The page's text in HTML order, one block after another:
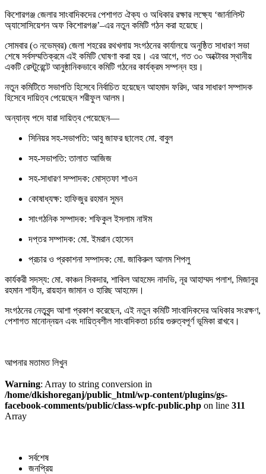
কিশোরগঞ্জ জেলার সাংবাদিকদের পেশাগত ঐক্য ও অধিকার রক্ষার লক্ষ্যে ‘জার্নালিস্ট
অ্যাসোসিয়েশন অফ কিশোরগঞ্জ’–এর নতুন কমিটি গঠন করা হয়েছে।
সোমবার (৩ নভেম্বর) জেলা শহরের রথখলায় সংগঠনের কার্যালয়ে অনুষ্ঠিত সাধারণ সভা
শেষে সর্বসম্মতিক্রমে এই কমিটি ঘোষণা করা হয়। এর আগে, গত ৩০ অক্টোবর স্থানীয়
একটি রেস্টুরেন্টে আনুষ্ঠানিকভাবে কমিটি গঠনের কার্যক্রম সম্পন্ন হয়।
নতুন কমিটিতে সভাপতি হিসেবে নির্বাচিত হয়েছেন আহমাদ ফরিদ, আর সাধারণ সম্পাদক
হিসেবে দায়িত্ব পেয়েছেন শরীফুল আলম।
অন্যান্য পদে যারা দায়িত্ব পেয়েছেন—
সিনিয়র সহ-সভাপতি: আবু জাফর ছালেহ মো. বাবুল
সহ-সভাপতি: তালাত আজিজ
সহ-সাধারণ সম্পাদক: মোস্তফা শাওন
কোষাধ্যক্ষ: হাফিজুর রহমান সুমন
সাংগঠনিক সম্পাদক: শফিকুল ইসলাম নাঈম
দপ্তর সম্পাদক: মো. ইমরান হোসেন
প্রচার ও প্রকাশনা সম্পাদক: মো. জাকিরুল আলম শিপলু
কার্যকরী সদস্য: মো. কাঞ্চন সিকদার, শাকিল আহমেদ নাদভি, নূর আহাম্মদ পলাশ, মিজানুর
রহমান শাহীন, রায়হান জামান ও হারিছ আহমেদ।
সংগঠনের নেতৃবৃন্দ আশা প্রকাশ করেছেন, এই নতুন কমিটি সাংবাদিকদের অধিকার সংরক্ষণ,
পেশাগত মানোন্নয়ন এবং দায়িত্বশীল সাংবাদিকতা চর্চায় গুরুত্বপূর্ণ ভূমিকা রাখবে।
আপনার মতামত লিখুন
Warning: Array to string conversion in
/home/dkishoreganj/public_html/wp-content/plugins/gs-
facebook-comments/public/class-wpfc-public.php on line 311
Array
সর্বশেষ
জনপ্রিয়